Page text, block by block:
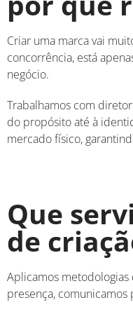
Criar uma marca vai
concorrência, está
negócio.
Trabalhamos com
do propósito até à
mercado físico,
Que
de
Aplicamos
presença, comunicamos